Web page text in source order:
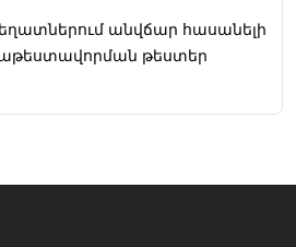
անվճար հասանելի
թեստեր